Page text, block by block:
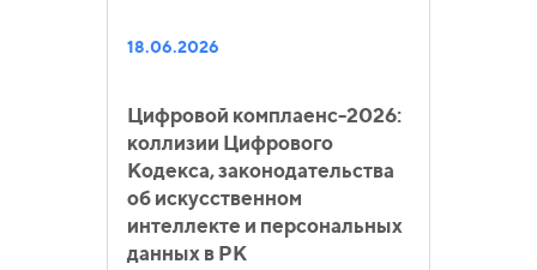
18.06.2026
Цифровой комплаенс-2026:
коллизии Цифрового
Кодекса, законодательства
об искусственном
интеллекте и персональных
данных в РК